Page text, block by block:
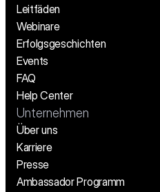
Leitfäden
Webinare
Erfolgsgeschichten
Events
FAQ
Help Center
Unternehmen
Über uns
Karriere
Presse
Ambassador Programm